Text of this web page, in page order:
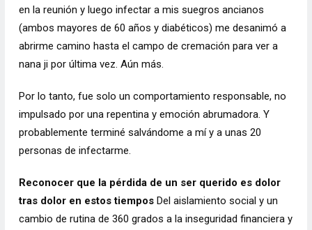
en la reunión y luego infectar a mis suegros ancianos
(ambos mayores de 60 años y diabéticos) me desanimó a
abrirme camino hasta el campo de cremación para ver a
nana ji por última vez. Aún más.
Por lo tanto, fue solo un comportamiento responsable, no
impulsado por una repentina y emoción abrumadora. Y
probablemente terminé salvándome a mí y a unas 20
personas de infectarme.
Reconocer que la pérdida de un ser querido es dolor
tras dolor en estos tiempos Del aislamiento social y un
cambio de rutina de 360 ​​grados a la inseguridad financiera y